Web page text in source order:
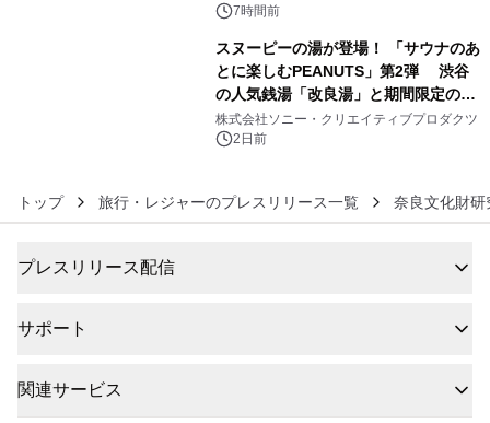
7時間前
スヌーピーの湯が登場！ 「サウナのあ
とに楽しむPEANUTS」第2弾 渋谷
の人気銭湯「改良湯」と期間限定のコ
ラボレーション サウナイキタイコラ
ボグッズも発売決定！
株式会社ソニー・クリエイティブプロダクツ
2日前
トップ 旅行・レジャーのプレスリリース一覧 奈良文化財研
プレスリリース配信
サポート
関連サービス